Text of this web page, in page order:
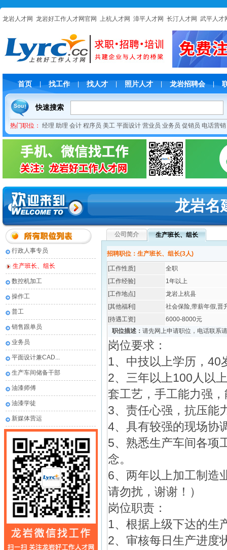
龙岩人才网 龙岩好工作人才网官网 上杭人才网 漳平人才网 长汀人才网 武平人才
首页 找工作 | 找人才 照片人才 龙岩招聘会 |
快速搜索
热门职位： 经理 助理 会计 程序员 美工 平面设计 营业员 业务员 促销员 电话营销
龙岩名
行政人事专员
生产班长、组长
数控机加工
操作工
普工
销售跟单员
业务员
平面设计兼CAD...
生产车间储备干部
油漆师傅
油漆学徒
新媒体营运
公司简介 生产班长、组长
招聘职位：生产班长、组长(3人)
[工作性质]
全职
[工作经验]
1年以上
[工作地点]
龙岩上杭县
[其他福利]
社会保险,带薪年假,晋
[待遇工资]
6000-8000元
职位描述： 请先网上申请职位，电话联系
岗位要求：
1、中技以上学历，40
2、三年以上100人以
套工艺，手工能力强
3、责任心强，抗压能
4、具有较强的现场协
5、熟悉生产车间各项
念。
6、两年以上加工制造
请勿扰，谢谢！）
岗位职责：
1、根据上级下达的生
2、审核每日生产进度